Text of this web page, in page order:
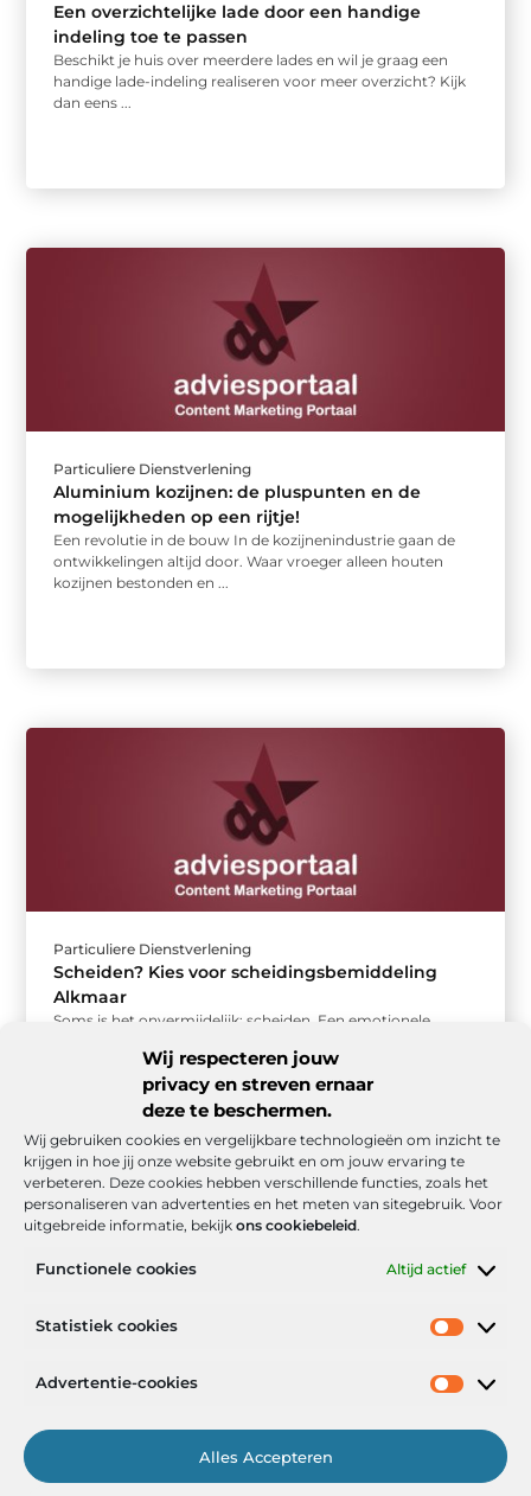
Wij respecteren jouw
privacy en streven ernaar
deze te beschermen.
Wij gebruiken cookies en vergelijkbare technologieën om inzicht te
krijgen in hoe jij onze website gebruikt en om jouw ervaring te
verbeteren. Deze cookies hebben verschillende functies, zoals het
personaliseren van advertenties en het meten van sitegebruik. Voor
uitgebreide informatie, bekijk ons cookiebeleid.
Functionele cookies Altijd actief
Statistiek cookies
Advertentie-cookies
Alles Accepteren
Een overzichtelijke lade door een handige
indeling toe te passen
Beschikt je huis over meerdere lades en wil je graag een
handige lade-indeling realiseren voor meer overzicht? Kijk
dan eens ...
Particuliere Dienstverlening
Aluminium kozijnen: de pluspunten en de
mogelijkheden op een rijtje!
Een revolutie in de bouw In de kozijnenindustrie gaan de
ontwikkelingen altijd door. Waar vroeger alleen houten
kozijnen bestonden en ...
Particuliere Dienstverlening
Scheiden? Kies voor scheidingsbemiddeling
Alkmaar
Soms is het onvermijdelijk: scheiden. Een emotionele
Het Portaal voor Inzichten en Inspiratie
Onze informatie